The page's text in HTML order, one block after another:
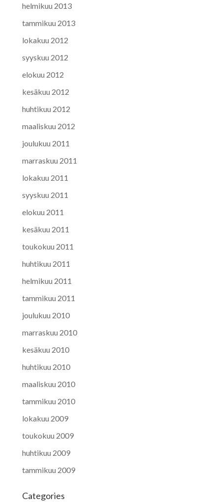
helmikuu 2013
tammikuu 2013
lokakuu 2012
syyskuu 2012
elokuu 2012
kesäkuu 2012
huhtikuu 2012
maaliskuu 2012
joulukuu 2011
marraskuu 2011
lokakuu 2011
syyskuu 2011
elokuu 2011
kesäkuu 2011
toukokuu 2011
huhtikuu 2011
helmikuu 2011
tammikuu 2011
joulukuu 2010
marraskuu 2010
kesäkuu 2010
huhtikuu 2010
maaliskuu 2010
tammikuu 2010
lokakuu 2009
toukokuu 2009
huhtikuu 2009
tammikuu 2009
Categories